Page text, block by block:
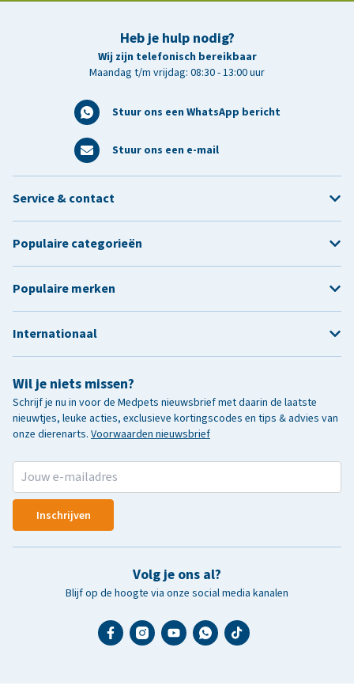
Heb je hulp nodig?
Wij zijn telefonisch bereikbaar
Maandag t/m vrijdag: 08:30 - 13:00 uur
Stuur ons een WhatsApp bericht
Stuur ons een e-mail
Wil je niets missen?
Schrijf je nu in voor de Medpets nieuwsbrief met daarin de laatste
nieuwtjes, leuke acties, exclusieve kortingscodes en tips & advies van
onze dierenarts. Voorwaarden nieuwsbrief
Inschrijven
Volg je ons al?
Blijf op de hoogte via onze social media kanalen
Service & contact
Populaire categorieën
Populaire merken
Internationaal